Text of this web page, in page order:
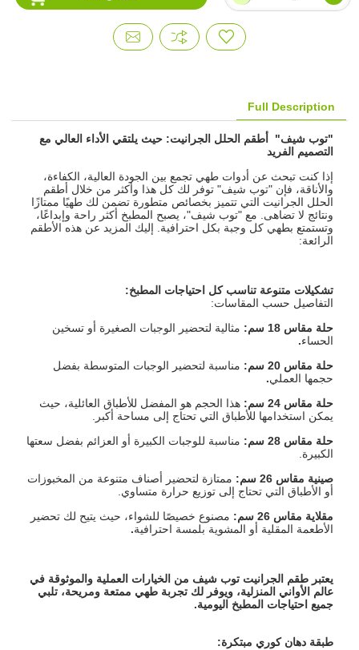
Full Description
"توب شيف" أطقم الحلل الجرانيت: حيث يلتقي الأداء العالي مع
التصميم الفريد
إذا كنت تبحث عن أدوات طهي تجمع بين الجودة العالية، الكفاءة،
والأناقة، فإن "توب شيف" توفر لك كل هذا وأكثر من خلال أطقم
الحلل الجرانيت التي تتميز بخصائص متطورة تضمن لك طهيًا ممتازًا
ونتائج لا تضاهى. مع "توب شيف"، يصبح المطبخ أكثر راحة وإبداعًا،
وتستمتع بطهي كل وجبة بكل احترافية. إليك المزيد عن هذه الأطقم
الرائعة:
تشكيلات متنوعة تناسب كل احتياجات المطبخ:
التفاصيل حسب المقاسات:
حلة مقاس 18 سم
: مثالية لتحضير الوجبات الصغيرة أو تسخين
الحساء.
حلة مقاس 20 سم
: مناسبة لتحضير الوجبات المتوسطة بفضل
حجمها العملي.
حلة مقاس 24 سم
:هذا الحجم هو المفضل للأطباق العائلية، حيث
يمكن استخدامها للأطباق التي تحتاج إلى مساحة أكبر.
حلة مقاس 28 سم
: مناسبة للوجبات الكبيرة أو العزائم بفضل سعتها
الكبيرة.
صينية مقاس 26 سم
: ممتازة لتحضير أصناف متنوعة من المخبوزات
أو الأطباق التي تحتاج إلى توزيع حرارة متساوي.
مقلاية مقاس 26 سم
: مصنوع خصيصًا للشواء، حيث يتيح لك تحضير
الأطعمة المقلية أو المشوية بلمسة احترافية.
يعتبر طقم الجرانيت توب شيف من الخيارات العملية والموثوقة في
عالم الأواني المنزلية، ويوفر لك تجربة طهي ممتعة ومريحة، تلبي
جميع احتياجات المطبخ اليومية.
طبقة دهان كوري مبتكرة: